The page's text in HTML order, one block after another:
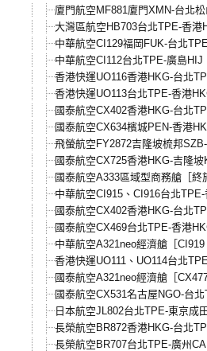
廈門航空MF881廈門XMN-台北
大灣區航空HB703台北TPE-香
中華航空CI129福岡FUK-台北
中華航空CI112台北TPE-廣島
香港快運UO116香港HKG-台北
香港快運UO113台北TPE-香港
國泰航空CX402香港HKG-台北
國泰航空CX634檳城PEN-香港
飛螢航空FY2872吉隆坡梳邦
國泰航空CX725香港HKG-吉隆
國泰航空A333區域型商務艙［
中華航空CI915、CI916台北
國泰航空CX402香港HKG-台北
國泰航空CX469台北TPE-香港
中華航空A321neo經濟艙［
香港快運UO111、UO114台北
國泰航空A321neo經濟艙［
國泰航空CX531名古屋NGO-台
日本航空JL802台北TPE-東京成
長榮航空BR872香港HKG-台北
長榮航空BR707台北TPE-廣州